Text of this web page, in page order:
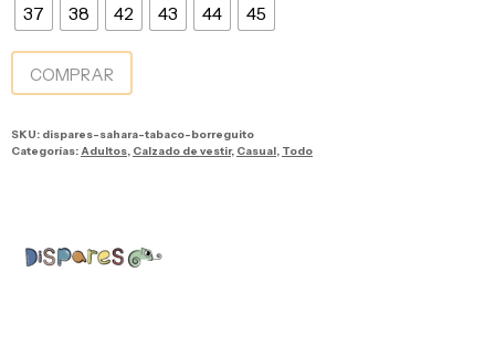
37 38 42 43 44 45
COMPRAR
SKU: dispares-sahara-tabaco-borreguito
Categorías: Adultos Calzado de vestir, Casual Todo